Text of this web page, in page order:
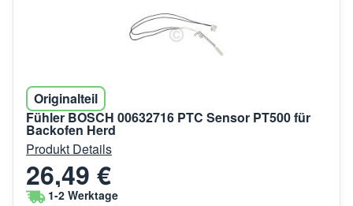
Originalteil
Fühler BOSCH 00632716 PTC Sensor PT500 für
Backofen Herd
Produkt Details
26,49 €
1-2 Werktage